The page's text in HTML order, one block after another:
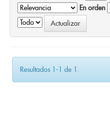
En orden
Resultados 1-1 de 1.